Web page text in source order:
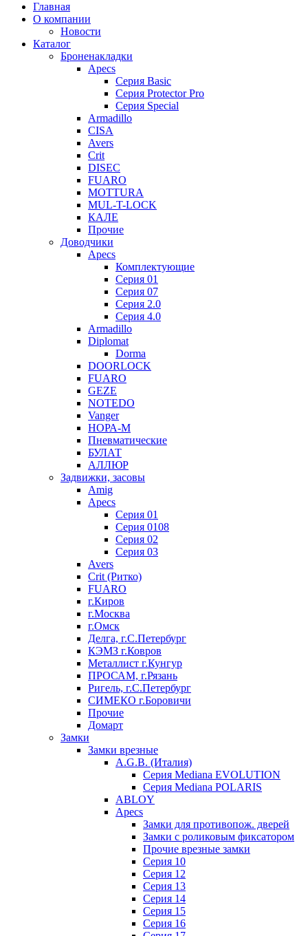
Главная
О компании
Новости
Каталог
Броненакладки
Apecs
Серия Basic
Серия Protector Pro
Серия Special
Armadillo
CISA
Avers
Crit
DISEC
FUARO
MOTTURA
MUL-T-LOCK
КАЛЕ
Прочие
Доводчики
Apecs
Комплектующие
Серия 01
Серия 07
Серия 2.0
Серия 4.0
Armadillo
Diplomat
Dorma
DOORLOCK
FUARO
GEZE
NOTEDO
Vanger
НОРА-М
Пневматические
БУЛАТ
АЛЛЮР
Задвижки, засовы
Amig
Apecs
Серия 01
Серия 0108
Серия 02
Серия 03
Avers
Crit (Ритко)
FUARO
г.Киров
г.Москва
г.Омск
Делга, г.С.Петербург
КЭМЗ г.Ковров
Металлист г.Кунгур
ПРОСАМ, г.Рязань
Ригель, г.С.Петербург
СИМЕКО г.Боровичи
Прочие
Домарт
Замки
Замки врезные
A.G.B. (Италия)
Серия Mediana EVOLUTION
Серия Mediana POLARIS
ABLOY
Apecs
Замки для противопож. дверей
Замки с роликовым фиксатором
Прочие врезные замки
Серия 10
Серия 12
Серия 13
Серия 14
Серия 15
Серия 16